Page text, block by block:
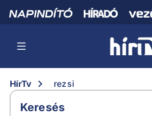
HírTv rezsi
Keresés